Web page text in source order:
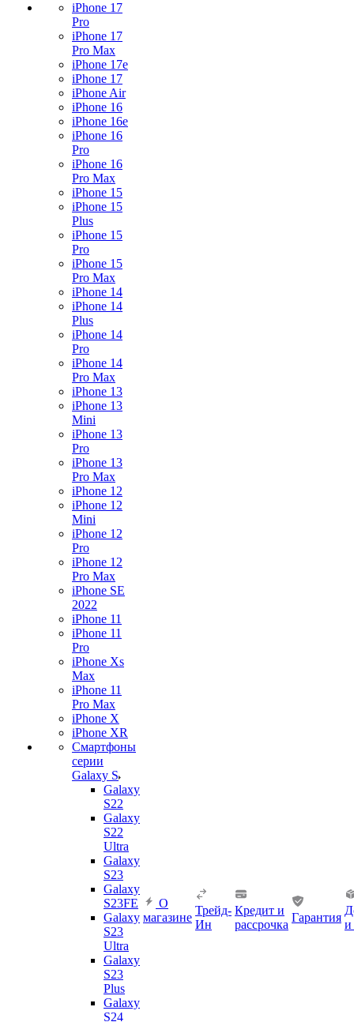
iPhone 17
Pro
iPhone 17
Pro Max
iPhone 17e
iPhone 17
iPhone Air
iPhone 16
iPhone 16e
iPhone 16
Pro
iPhone 16
Pro Max
iPhone 15
iPhone 15
Plus
iPhone 15
Pro
iPhone 15
Pro Max
iPhone 14
iPhone 14
Plus
iPhone 14
Pro
iPhone 14
Pro Max
iPhone 13
iPhone 13
Mini
iPhone 13
Pro
iPhone 13
Pro Max
iPhone 12
iPhone 12
Mini
iPhone 12
Pro
iPhone 12
Pro Max
iPhone SE
2022
iPhone 11
iPhone 11
Pro
iPhone Xs
Max
iPhone 11
Pro Max
iPhone X
iPhone XR
Смартфоны
серии
Galaxy S
Galaxy
S22
Galaxy
S22
Ultra
Galaxy
S23
Galaxy
S23FE
Galaxy
S23
Ultra
Galaxy
S23
Plus
Galaxy
S24
О
магазине
Трейд-
Ин
Кредит и
рассрочка
Гарантия
и